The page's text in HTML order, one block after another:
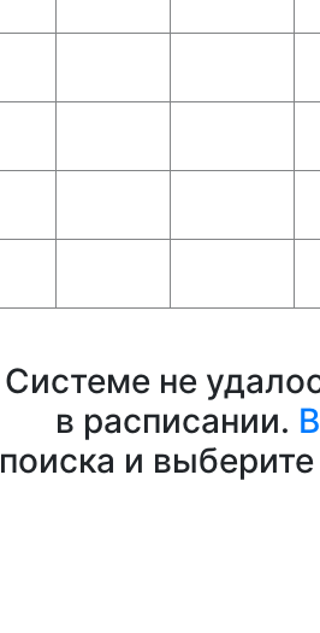
Системе не
в расписании.
поиска и